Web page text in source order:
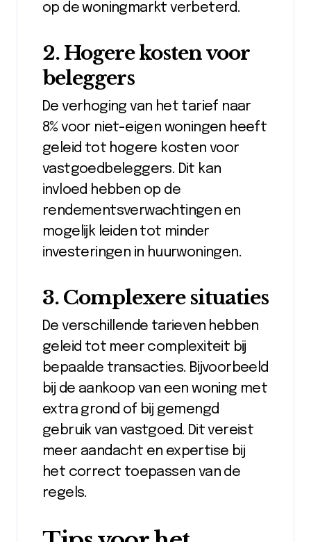
op de woningmarkt verbeterd.
2. Hogere kosten voor
beleggers
De verhoging van het tarief naar
8% voor niet-eigen woningen heeft
geleid tot hogere kosten voor
vastgoedbeleggers. Dit kan
invloed hebben op de
rendementsverwachtingen en
mogelijk leiden tot minder
investeringen in huurwoningen.
3. Complexere situaties
De verschillende tarieven hebben
geleid tot meer complexiteit bij
bepaalde transacties. Bijvoorbeeld
bij de aankoop van een woning met
extra grond of bij gemengd
gebruik van vastgoed. Dit vereist
meer aandacht en expertise bij
het correct toepassen van de
regels.